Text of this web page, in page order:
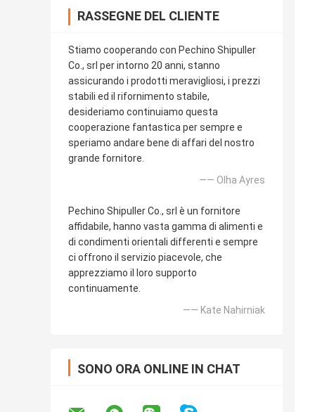
RASSEGNE DEL CLIENTE
Stiamo cooperando con Pechino Shipuller
Co., srl per intorno 20 anni, stanno
assicurando i prodotti meravigliosi, i prezzi
stabili ed il rifornimento stabile,
desideriamo continuiamo questa
cooperazione fantastica per sempre e
speriamo andare bene di affari del nostro
grande fornitore.
—— Olha Ayres
Pechino Shipuller Co., srl è un fornitore
affidabile, hanno vasta gamma di alimenti e
di condimenti orientali differenti e sempre
ci offrono il servizio piacevole, che
apprezziamo il loro supporto
continuamente.
—— Kate Nahirniak
SONO ORA ONLINE IN CHAT